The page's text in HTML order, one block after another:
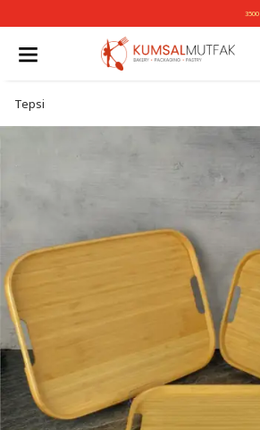
3500 TL VE ÜZERİ ÜCRETSİZ KARGO
Tepsi